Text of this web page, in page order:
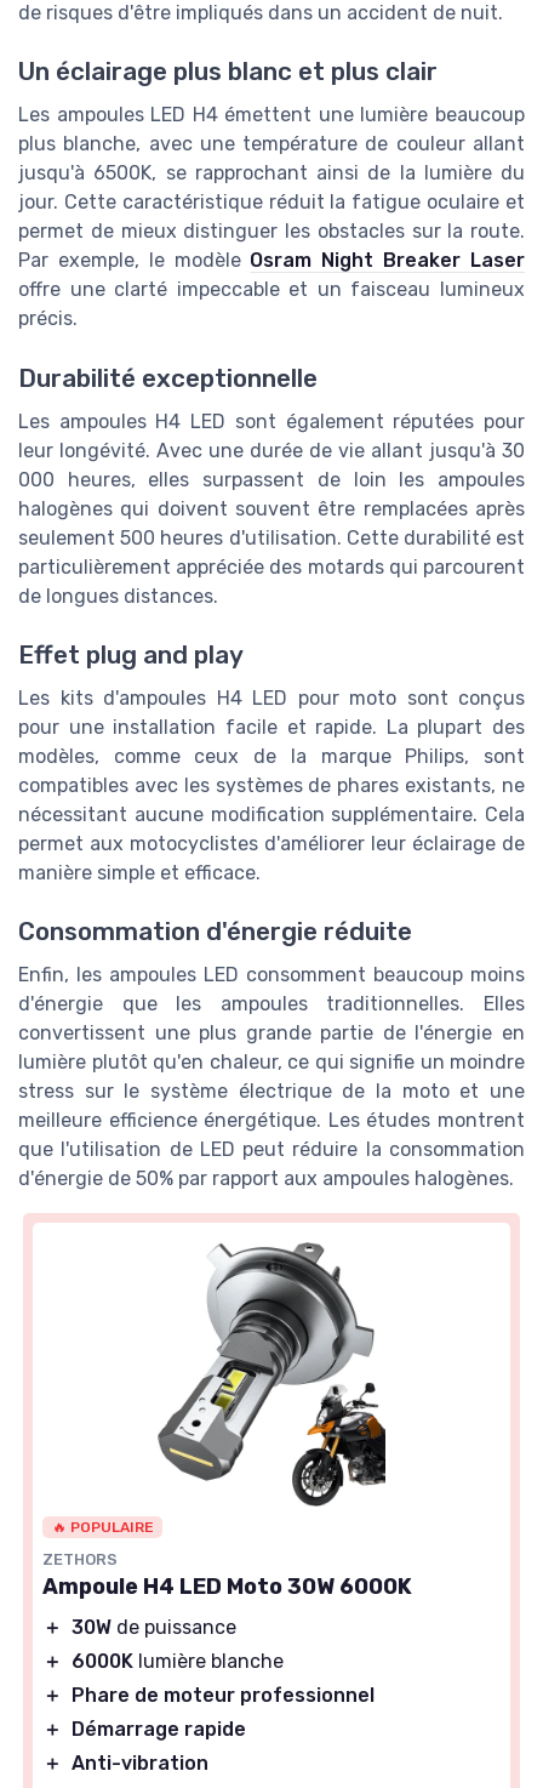
de risques d'être impliqués dans un accident de nuit.
Un éclairage plus blanc et plus clair
Les ampoules LED H4 émettent une lumière beaucoup
plus blanche, avec une température de couleur allant
jusqu'à 6500K, se rapprochant ainsi de la lumière du
jour. Cette caractéristique réduit la fatigue oculaire et
permet de mieux distinguer les obstacles sur la route.
Par exemple, le modèle Osram Night Breaker Laser
offre une clarté impeccable et un faisceau lumineux
précis.
Durabilité exceptionnelle
Les ampoules H4 LED sont également réputées pour
leur longévité. Avec une durée de vie allant jusqu'à 30
000 heures, elles surpassent de loin les ampoules
halogènes qui doivent souvent être remplacées après
seulement 500 heures d'utilisation. Cette durabilité est
particulièrement appréciée des motards qui parcourent
de longues distances.
Effet plug and play
Les kits d'ampoules H4 LED pour moto sont conçus
pour une installation facile et rapide. La plupart des
modèles, comme ceux de la marque Philips, sont
compatibles avec les systèmes de phares existants, ne
nécessitant aucune modification supplémentaire. Cela
permet aux motocyclistes d'améliorer leur éclairage de
manière simple et efficace.
Consommation d'énergie réduite
Enfin, les ampoules LED consomment beaucoup moins
d'énergie que les ampoules traditionnelles. Elles
convertissent une plus grande partie de l'énergie en
lumière plutôt qu'en chaleur, ce qui signifie un moindre
stress sur le système électrique de la moto et une
meilleure efficience énergétique. Les études montrent
que l'utilisation de LED peut réduire la consommation
d'énergie de 50% par rapport aux ampoules halogènes.
🔥 POPULAIRE
ZETHORS
Ampoule H4 LED Moto 30W 6000K
＋ 30W de puissance
＋
6000K lumière blanche
＋
Phare de moteur professionnel
＋
Démarrage rapide
＋ Anti-vibration